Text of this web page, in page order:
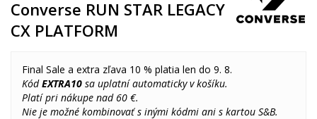
Converse RUN STAR LEGACY
CX PLATFORM
Final Sale a extra zľava 10 % platia len do 9. 8.
KódEXTRA10 sa uplatní automaticky v košíku.
Platí pri nákupe nad 60 €.
Nie je možné kombinovať s inými kódmi ani s kartou S&B.